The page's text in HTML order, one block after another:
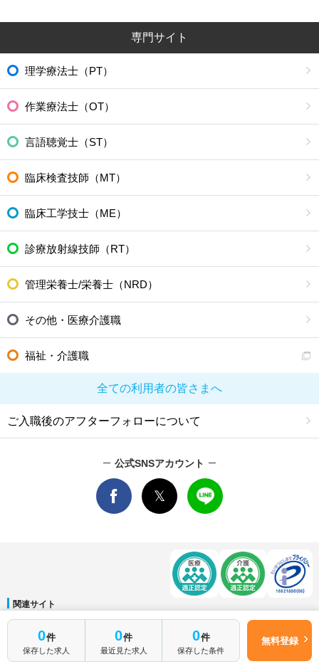
0件
保存した求人
0件
最近見た求人
0件
保存した条件
無料登録
専門サイト
理学療法士（PT）
作業療法士（OT）
言語聴覚士（ST）
臨床検査技師（MT）
臨床工学技士（ME）
診療放射線技師（RT）
管理栄養士/栄養士（NRD）
その他・医療介護職
福祉・介護職
全ての利用者の皆さまへ
ご入職後のアフターフォローについて
公式SNSアカウント
関連サイト
マイナビDOCTOR│マイナビ看護師│マイナビ薬剤師│マイナビ保育士
運営会社
会社概要│ ご利用規約 個人情報保護方針 サイトマップ│お問い合わせ